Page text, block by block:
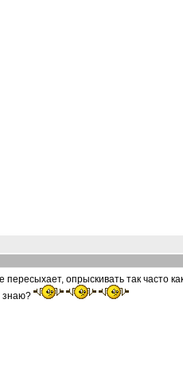
опрыскивать так часто
знаю?